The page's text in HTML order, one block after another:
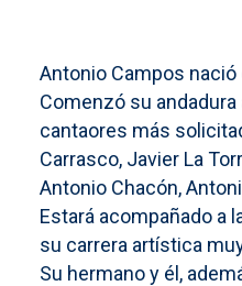
Antonio Campos nació
Comenzó su
cantaores más
Carrasco, Javier La
Antonio Chacón,
Estará acompañado a
su carrera artística
Su hermano y él,